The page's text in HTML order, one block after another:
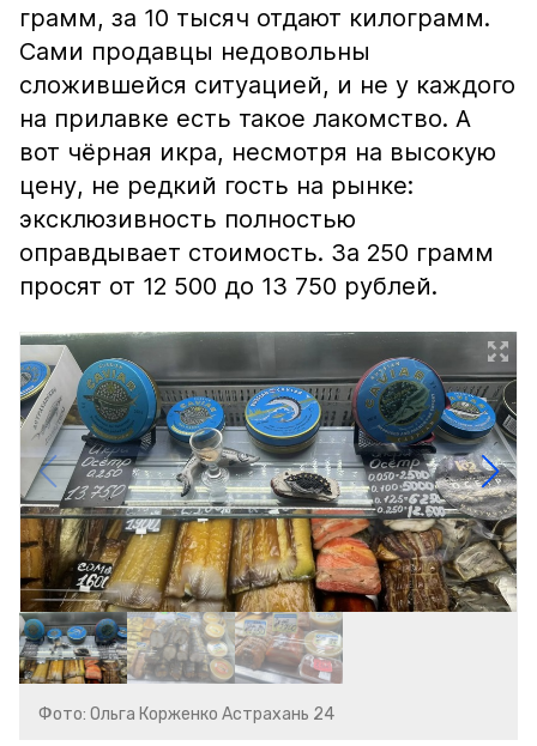
грамм, за 10 тысяч отдают килограмм.
Сами продавцы недовольны
сложившейся ситуацией, и не у каждого
на прилавке есть такое лакомство. А
вот чёрная икра, несмотря на высокую
цену, не редкий гость на рынке:
эксклюзивность полностью
оправдывает стоимость. За 250 грамм
просят от 12 500 до 13 750 рублей.
Фото: Ольга Корженко Астрахань 24